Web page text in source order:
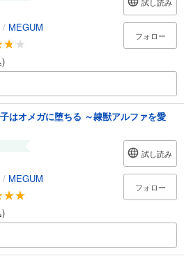
/ MEGUM
フォロー
はオメガに堕ちる ～隷獣アルファを愛
/ MEGUM
試し読み
フォロー